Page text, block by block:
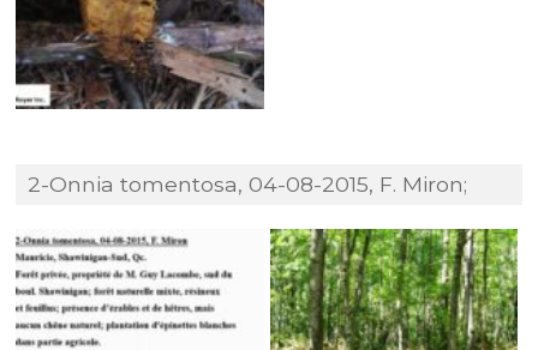
2-Onnia tomentosa, 04-08-2015, F. Miron;